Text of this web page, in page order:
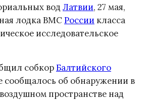
вод Латвии, 27 мая,
лодка ВМСРоссии класса
исследовательское
собкорБалтийского
сообщалось об обнаружении в
пространстве над